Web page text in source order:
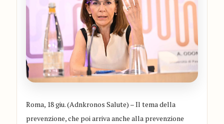
Roma, 18 giu. (Adnkronos Salute) – Il tema della
prevenzione, che poi arriva anche alla prevenzione